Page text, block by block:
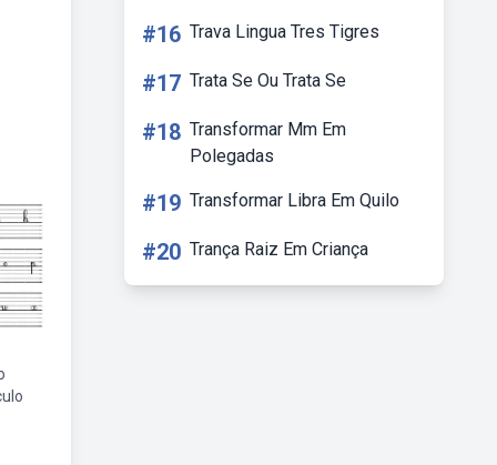
#16 Trava Lingua Tres Tigres
#17 Trata Se Ou Trata Se
#18 Transformar Mm Em
Polegadas
#19 Transformar Libra Em Quilo
#20 Trança Raiz Em Criança